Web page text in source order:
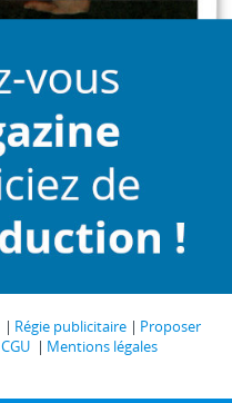
Régie publicitaire
Proposer
CGU
Mentions légales